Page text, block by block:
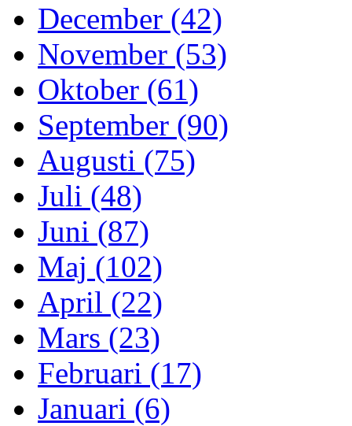
December (42)
November (53)
Oktober (61)
September (90)
Augusti (75)
Juli (48)
Juni (87)
Maj (102)
April (22)
Mars (23)
Februari (17)
Januari (6)